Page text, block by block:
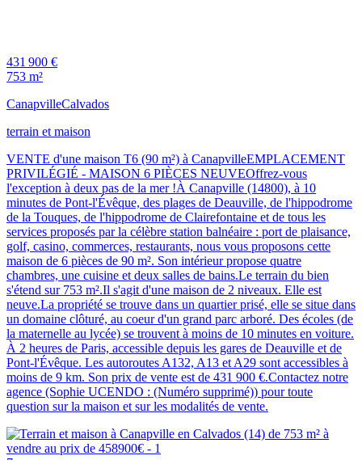
431 900 €
753 m²
CanapvilleCalvados
terrain et maison
VENTE d'une maison T6 (90 m²) à CanapvilleEMPLACEMENT
PRIVILÉGIÉ - MAISON 6 PIÈCES NEUVEOffrez-vous
l'exception à deux pas de la mer !À Canapville (14800), à 10
minutes de Pont-l'Évêque, des plages de Deauville, de l'hippodrome
de la Touques, de l'hippodrome de Clairefontaine et de tous les
services proposés par la célèbre station balnéaire : port de plaisance,
golf, casino, commerces, restaurants, nous vous proposons cette
maison de 6 pièces de 90 m². Son intérieur propose quatre
chambres, une cuisine et deux salles de bains.Le terrain du bien
s'étend sur 753 m².Il s'agit d'une maison de 2 niveaux. Elle est
neuve.La propriété se trouve dans un quartier prisé, elle se situe dans
un domaine clôturé, au coeur d'un grand parc arboré. Des écoles (de
la maternelle au lycée) se trouvent à moins de 10 minutes en voiture.
À 2 heures de Paris, accessible depuis les gares de Deauville et de
Pont-l'Évêque. Les autoroutes A132, A13 et A29 sont accessibles à
moins de 9 km. Son prix de vente est de 431 900 €.Contactez notre
agence (Sophie UCENDO : (Numéro supprimé)) pour toute
question sur la maison et sur les modalités de vente.